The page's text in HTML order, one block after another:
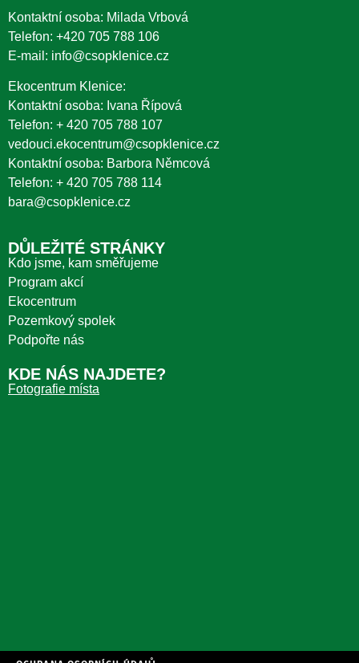
Kontaktní osoba: Milada Vrbová
Telefon: +420 705 788 106
E-mail: info@csopklenice.cz
Ekocentrum Klenice:
Kontaktní osoba: Ivana Řípová
Telefon: + 420 705 788 107
vedouci.ekocentrum@csopklenice.cz
Kontaktní osoba: Barbora Němcová
Telefon: + 420 705 788 114
bara@csopklenice.cz
DŮLEŽITÉ STRÁNKY
Kdo jsme, kam směřujeme
Program akcí
Ekocentrum
Pozemkový spolek
Podpořte nás
KDE NÁS NAJDETE?
Fotografie místa